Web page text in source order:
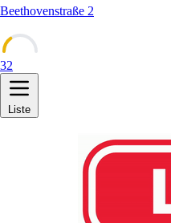
Beethovenstraße 2
32
Liste